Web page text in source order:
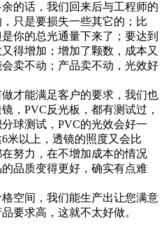
的话，我们回来后与工程师的
只是要损失一些其它的；比
你的总光通量下来了；要达到
得增加；增加了颗数，成本又
卖不动；产品卖不动，光效好
才能满足客户的要求，我们也
，PVC反光板，都有测试过，
球测试，PVC的光效会好一
米以上，透镜的照度又会比
努力，在不增加成本的情况
品质变得更好，确实有点难
空间，我们能生产出让您满意
要求高，这就不太好做。